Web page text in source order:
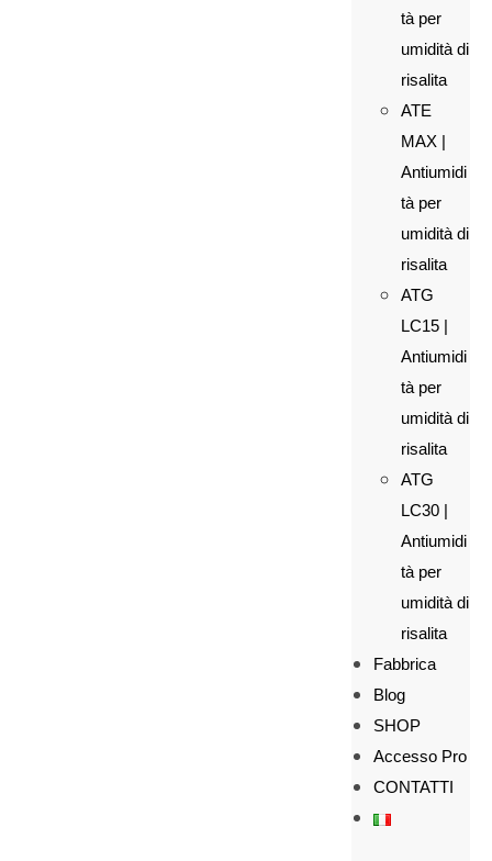
tà per
umidità di
risalita
ATE
MAX |
Antiumidi
tà per
umidità di
risalita
ATG
LC15 |
Antiumidi
tà per
umidità di
risalita
ATG
LC30 |
Antiumidi
tà per
umidità di
risalita
Fabbrica
Blog
SHOP
Accesso Pro
CONTATTI